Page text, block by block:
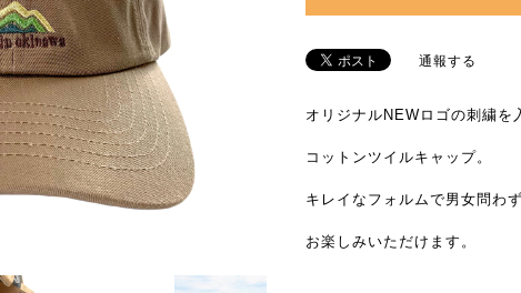
通報する
オリジナルNEWロゴの刺繍を
コットンツイルキャップ。
キレイなフォルムで男女問わず
お楽しみいただけます。